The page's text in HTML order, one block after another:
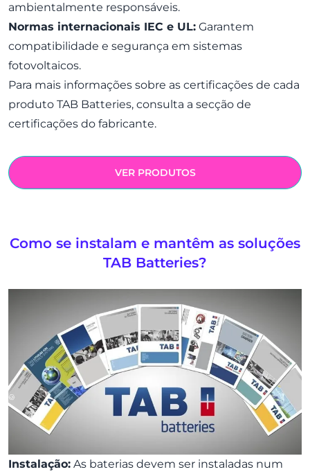
ambientalmente responsáveis.
Normas internacionais IEC e UL: Garantem
compatibilidade e segurança em sistemas
fotovoltaicos.
Para mais informações sobre as certificações de cada
produto TAB Batteries, consulta a secção de
certificações do fabricante.
VER PRODUTOS
Como se instalam e mantêm as soluções
TAB Batteries?
Instalação: As baterias devem ser instaladas num